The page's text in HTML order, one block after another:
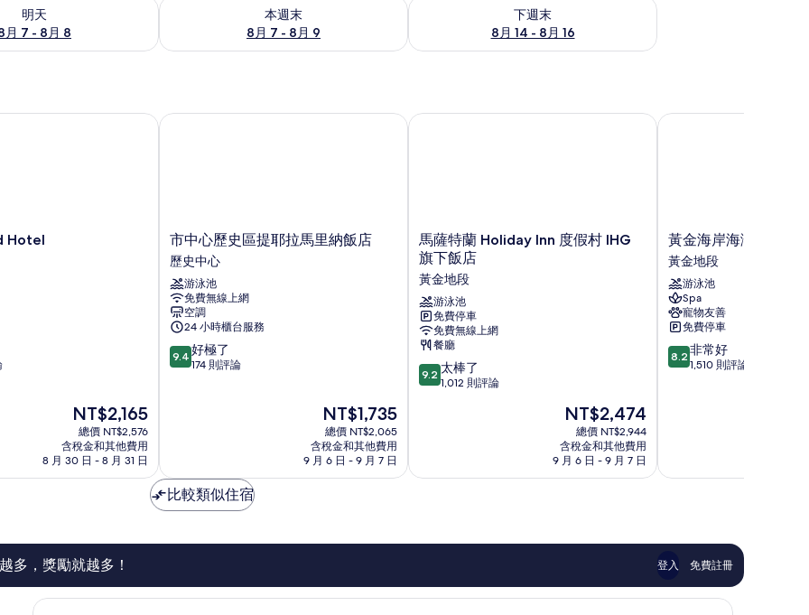
明天
月 7 - 8月 8
本週末
8月 7 - 8月 9
查看本週末 (8月 7 - 8月 9) 的供應情況
下週末
8月 14 - 8月 16
查看下週末 (8月 14 - 8月 16) 的供應情況
Hotel
現
在
價
格
為
NT$2,165
總價 NT$2,576
含稅金和其他費用
8 月 30 日 - 8 月 31 日
市
中
心
歷
史
區
提
耶
拉
史
中
心
市中心歷史區提耶拉馬里納飯店
歷史中心
游泳池
免費無線上網
空調
24 小時櫃台服務
9.4
分，
了，
174
則
論
9.4 好極了
174 則評論
現
在
價
格
為
NT$1,735
總價 NT$2,065
含稅金和其他費用
9 月 6 日 - 9 月 7 日
市中心歷史區提耶拉馬里納飯店
馬
薩
特
蘭
Holiday
Inn
度
假
村
IHG
金
馬薩特蘭 Holiday Inn 度假村 IHG
旗下飯店
黃金地段
游泳池
免費停車
免費無線上網
餐廳
9.2
分，
棒
評
9.2 太棒了
1,012 則評論
現
價
格
為
NT$2,474
總價 NT$2,944
含稅金和其他費用
9 月 6 日 - 9 月 7 日
馬薩特蘭 Holiday Inn 度假村 IHG 旗下飯店
黃
金
海
岸
海
灘
飯
店
黃
黃金海岸海灘飯店
黃金地段
游泳池
Spa
寵物友善
免費停車
8.2
分，
好，
論
8.2 非常好
1,510 則評論
黃金海岸海灘飯店
比較類似住宿
多，獎勵就越多！ 登入 免費註冊